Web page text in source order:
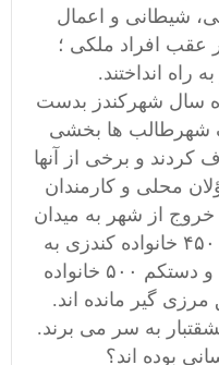
شیطانی و اعمال
عقب افراد ملکی ؛
راه انداختند.
سال شهرکندز بدست
شهرطالب ها بخشی
کردند و برخی از آنها
محلی و کارمندان
خروج از شهر به میدان
هوایی این ولایت فرارکردند. ۴۵۰۰ خانواده کندزی به
ولایت بدخشان و تخار گریختند و دستکم ۵۰۰ خانواده
گیر مانده اند.
به سر می برند.
بوده اند؟